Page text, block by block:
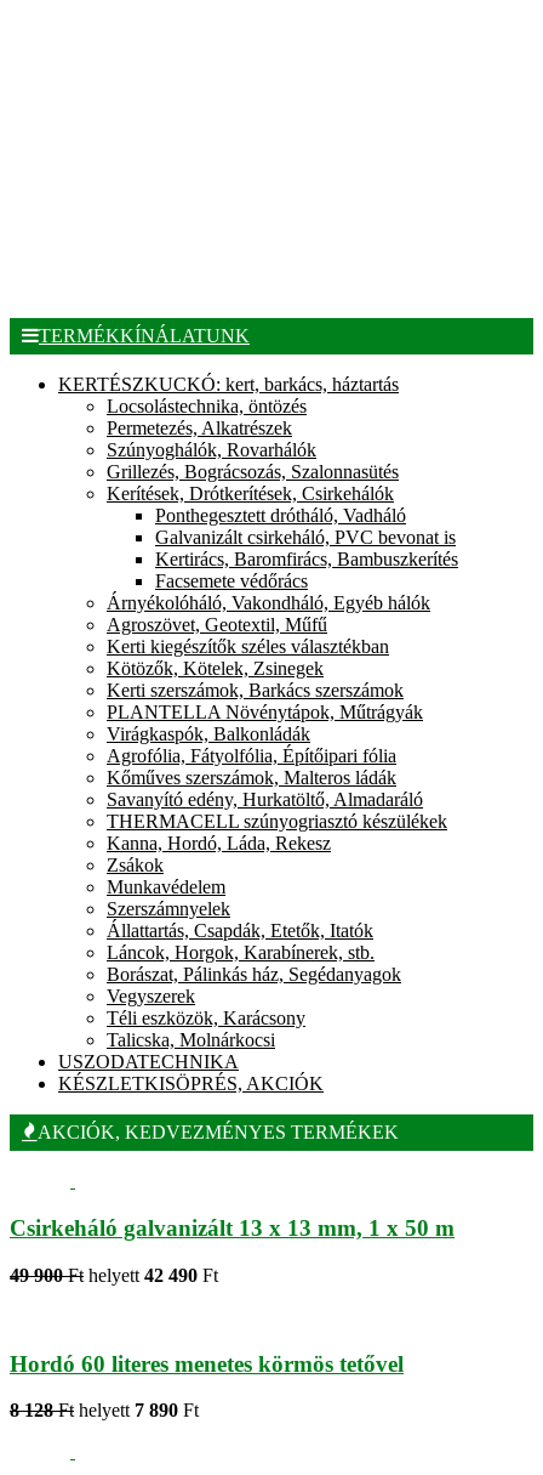
TERMÉKKÍNÁLATUNK
KERTÉSZKUCKÓ: kert, barkács, háztartás
Locsolástechnika, öntözés
Permetezés, Alkatrészek
Szúnyoghálók, Rovarhálók
Grillezés, Bográcsozás, Szalonnasütés
Kerítések, Drótkerítések, Csirkehálók
Ponthegesztett drótháló, Vadháló
Galvanizált csirkeháló, PVC bevonat is
Kertirács, Baromfirács, Bambuszkerítés
Facsemete védőrács
Árnyékolóháló, Vakondháló, Egyéb hálók
Agroszövet, Geotextil, Műfű
Kerti kiegészítők széles választékban
Kötözők, Kötelek, Zsinegek
Kerti szerszámok, Barkács szerszámok
PLANTELLA Növénytápok, Műtrágyák
Virágkaspók, Balkonládák
Agrofólia, Fátyolfólia, Építőipari fólia
Kőműves szerszámok, Malteros ládák
Savanyító edény, Hurkatöltő, Almadaráló
THERMACELL szúnyogriasztó készülékek
Kanna, Hordó, Láda, Rekesz
Zsákok
Munkavédelem
Szerszámnyelek
Állattartás, Csapdák, Etetők, Itatók
Láncok, Horgok, Karabínerek, stb.
Borászat, Pálinkás ház, Segédanyagok
Vegyszerek
Téli eszközök, Karácsony
Talicska, Molnárkocsi
USZODATECHNIKA
KÉSZLETKISÖPRÉS, AKCIÓK
AKCIÓK, KEDVEZMÉNYES TERMÉKEK
Csirkeháló galvanizált 13 x 13 mm, 1 x 50 m
49 900 Ft helyett 42 490 Ft
Hordó 60 literes menetes körmös tetővel
8 128 Ft helyett 7 890 Ft